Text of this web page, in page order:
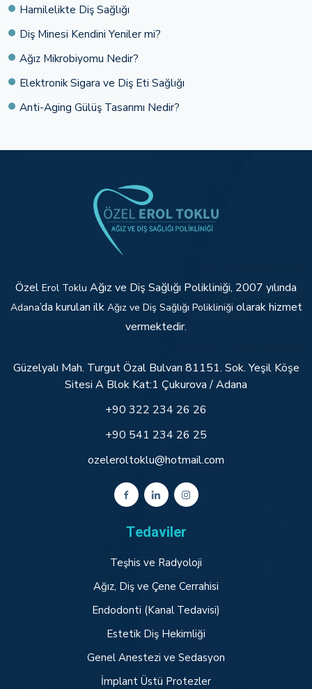
Hamilelikte Diş Sağlığı
Diş Minesi Kendini Yeniler mi?
Ağız Mikrobiyomu Nedir?
Elektronik Sigara ve Diş Eti Sağlığı
Anti-Aging Gülüş Tasarımı Nedir?
Özel Erol Toklu Ağız ve Diş Sağlığı Polikliniği, 2007 yılında
Adana’da kurulan ilk Ağız ve Diş Sağlığı Polikliniği olarak hizmet
vermektedir.
Güzelyalı Mah. Turgut Özal Bulvarı 81151. Sok. Yeşil Köşe
Sitesi A Blok Kat:1 Çukurova / Adana
+90 322 234 26 26
+90 541 234 26 25
ozeleroltoklu@hotmail.com
Tedaviler
Teşhis ve Radyoloji
Ağız, Diş ve Çene Cerrahisi
Endodonti (Kanal Tedavisi)
Estetik Diş Hekimliği
Genel Anestezi ve Sedasyon
İmplant Üstü Protezler